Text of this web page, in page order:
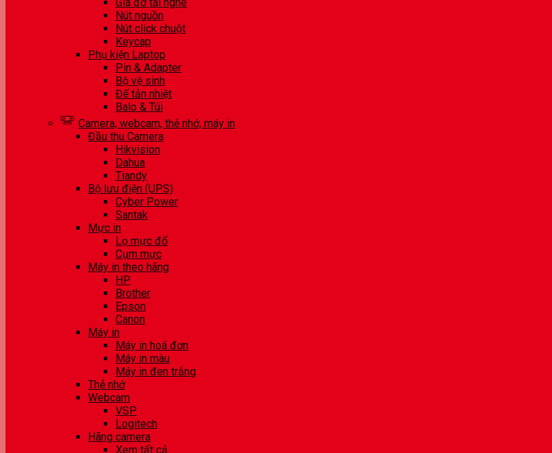
Nút nguồn
Nút click chuột
Keycap
Phụ kiện Laptop
Pin & Adapter
Bộ vệ sinh
Đế tản nhiệt
Balo & Túi
Camera, webcam, thẻ nhớ, máy in
Đầu thu Camera
Hikvision
Dahua
Tiandy
Bộ lưu điện (UPS)
Cyber Power
Santak
Mực in
Lọ mực đổ
Cụm mực
Máy in theo hãng
HP
Brother
Epson
Canon
Máy in
Máy in hoá đơn
Máy in màu
Máy in đen trắng
Thẻ nhớ
Webcam
VSP
Logitech
Hãng camera
Xem tất cả